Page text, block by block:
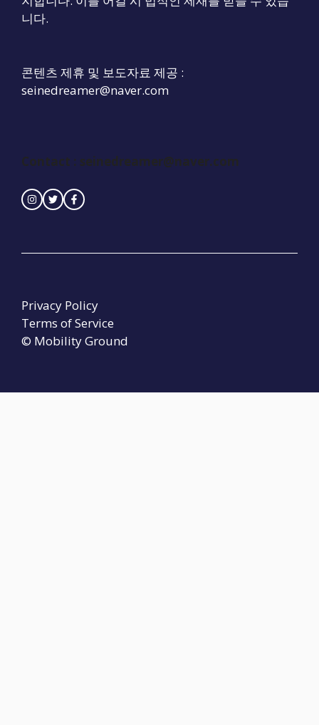
니다.
콘텐츠 제휴 및 보도자료 제공 :
seinedreamer@naver.com
Contact : seinedreamer@naver.com
© Mobility Ground
Privacy Policy
Terms of Service